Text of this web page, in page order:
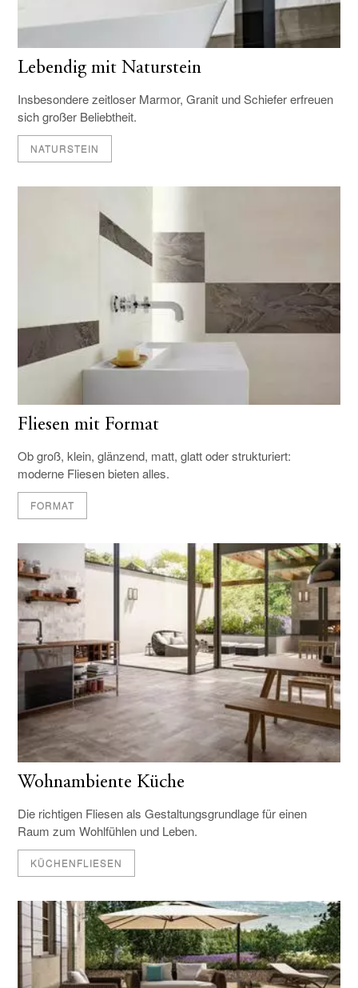
Lebendig mit Naturstein
Insbesondere zeitloser Marmor, Granit und Schiefer erfreuen
sich großer Beliebtheit.
NATURSTEIN
Fliesen mit Format
Ob groß, klein, glänzend, matt, glatt oder strukturiert:
moderne Fliesen bieten alles.
FORMAT
Wohnambiente Küche
Die richtigen Fliesen als Gestaltungsgrundlage für einen
Raum zum Wohlfühlen und Leben.
KÜCHENFLIESEN